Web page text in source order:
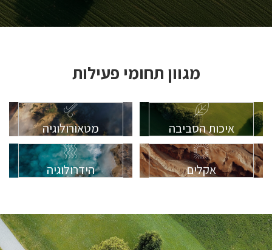
מגוון תחומי פעילות
איכות הסביבה מטאורולוגיה
אקלים הידרולוגיה